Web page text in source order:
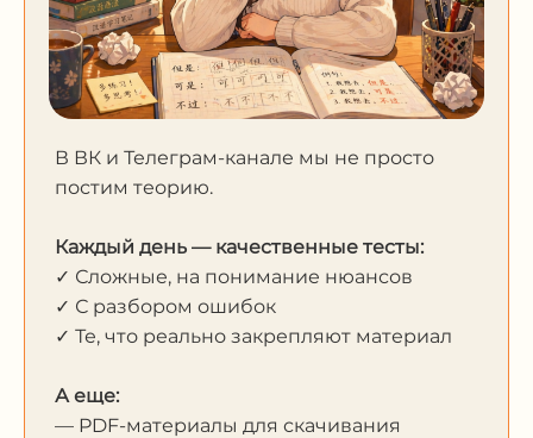
В ВК и Телеграм-канале мы не просто
постим теорию.
Каждый день — качественные тесты:
✓ Сложные, на понимание нюансов
✓ С разбором ошибок
✓ Те, что реально закрепляют материал
А еще:
— PDF-материалы для скачивания